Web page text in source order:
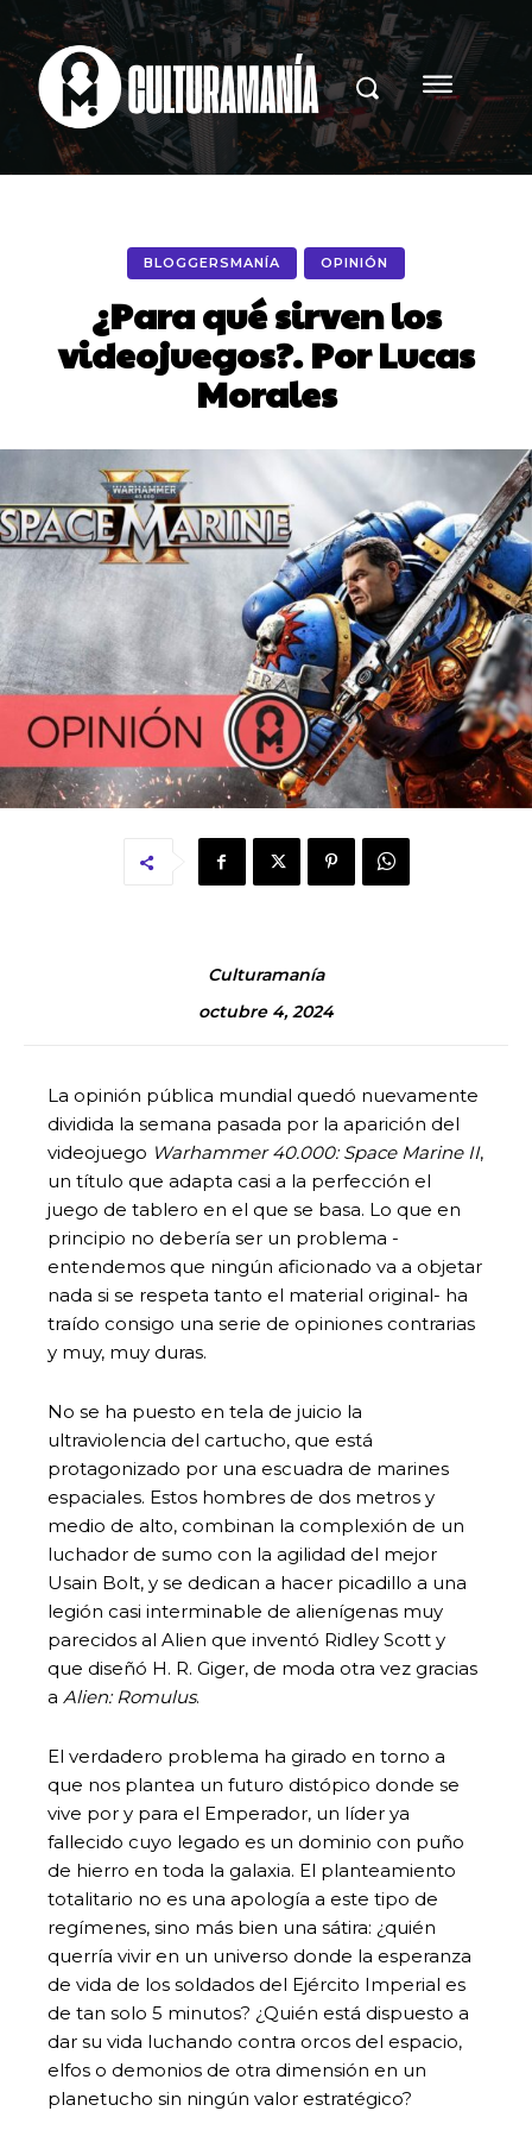
BLOGGERSMANÍA OPINIÓN
¿Para qué sirven los
videojuegos?. Por Lucas
Morales
Culturamanía
octubre 4, 2024
La opinión pública mundial quedó nuevamente
dividida la semana pasada por la aparición del
videojuego Warhammer 40.000: Space Marine II,
un título que adapta casi a la perfección el
juego de tablero en el que se basa. Lo que en
principio no debería ser un problema -
entendemos que ningún aficionado va a objetar
nada si se respeta tanto el material original- ha
traído consigo una serie de opiniones contrarias
y muy, muy duras.
No se ha puesto en tela de juicio la
ultraviolencia del cartucho, que está
protagonizado por una escuadra de marines
espaciales. Estos hombres de dos metros y
medio de alto, combinan la complexión de un
luchador de sumo con la agilidad del mejor
Usain Bolt, y se dedican a hacer picadillo a una
legión casi interminable de alienígenas muy
parecidos al Alien que inventó Ridley Scott y
que diseñó H. R. Giger, de moda otra vez gracias
a Alien: Romulus.
El verdadero problema ha girado en torno a
que nos plantea un futuro distópico donde se
vive por y para el Emperador, un líder ya
fallecido cuyo legado es un dominio con puño
de hierro en toda la galaxia. El planteamiento
totalitario no es una apología a este tipo de
regímenes, sino más bien una sátira: ¿quién
querría vivir en un universo donde la esperanza
de vida de los soldados del Ejército Imperial es
de tan solo 5 minutos? ¿Quién está dispuesto a
dar su vida luchando contra orcos del espacio,
elfos o demonios de otra dimensión en un
planetucho sin ningún valor estratégico?